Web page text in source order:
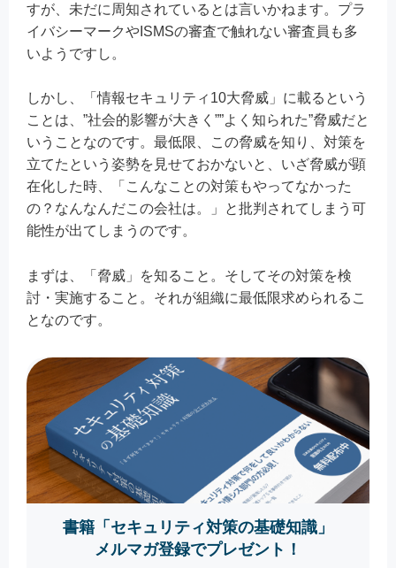
すが、未だに周知されているとは言いかねます。プラ
イバシーマークやISMSの審査で触れない審査員も多
いようですし。
しかし、「情報セキュリティ10大脅威」に載るという
ことは、”社会的影響が大きく””よく知られた”脅威だと
いうことなのです。最低限、この脅威を知り、対策を
立てたという姿勢を見せておかないと、いざ脅威が顕
在化した時、「こんなことの対策もやってなかった
の？なんなんだこの会社は。」と批判されてしまう可
能性が出てしまうのです。
まずは、「脅威」を知ること。そしてその対策を検
討・実施すること。それが組織に最低限求められるこ
となのです。
書籍「セキュリティ対策の基礎知識」
メルマガ登録でプレゼント！